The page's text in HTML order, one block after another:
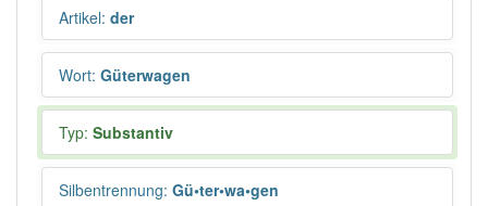
Artikel: der
Wort: Güterwagen
Typ: Substantiv
Silbentrennung: Gü•ter•wa•gen